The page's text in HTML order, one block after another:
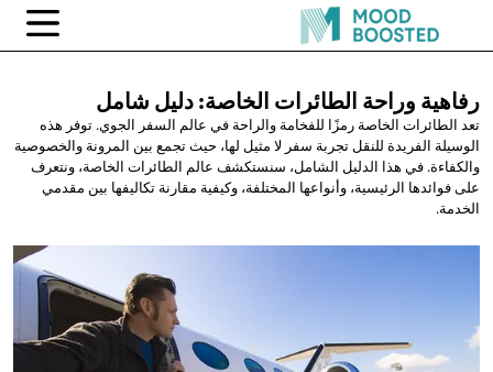
رفاهية وراحة الطائرات الخاصة:دليل شامل
تعد الطائرات الخاصة رمزًا للفخامة والراحة في عالم السفر الجوي. توفر هذه
الوسيلة الفريدة للنقل تجربة سفر لا مثيل لها، حيث تجمع بين المرونة والخصوصية
والكفاءة. في هذا الدليل الشامل، سنستكشف عالم الطائرات الخاصة، ونتعرف
على فوائدها الرئيسية، وأنواعها المختلفة، وكيفية مقارنة تكاليفها بين مقدمي
الخدمة.